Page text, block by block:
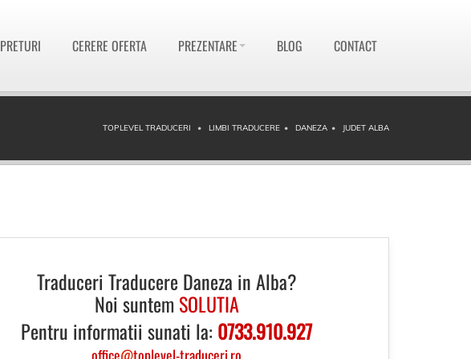
PRETURI CERERE OFERTA PREZENTARE BLOG CONTACT
TOPLEVEL TRADUCERI LIMBI TRADUCERE DANEZA JUDET ALBA
Traduceri Traducere Daneza in Alba?
Noi suntem SOLUTIA
Pentru informatii sunati la: 0733.910.927